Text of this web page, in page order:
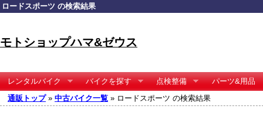
ロードスポーツ の検索結果
モトショップハマ&ゼウス
レンタルバイク バイクを探す 点検整備
パーツ&用品
通販トップ» 中古バイク一覧 » ロードスポーツ の検索結果